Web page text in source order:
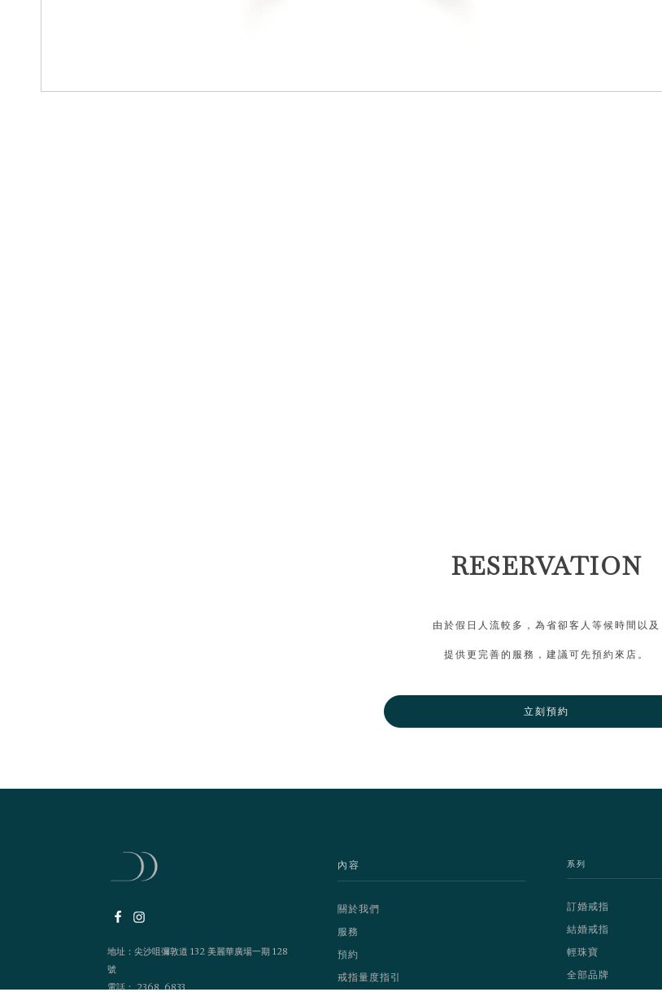
RESERVATION
由於假日人流較多，為省卻客人等候時間以及
提供更完善的服務，建議可先預約來店。
立刻預約
地址：尖沙咀彌敦道 132 美麗華廣場一期 128
號
電話： 2368 6833
內容
關於我們
服務
預約
戒指量度指引
系列
訂婚戒指
結婚戒指
輕珠寶
全部品牌